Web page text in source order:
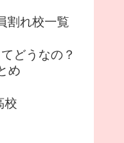
割れ校一覧
どうなの？
め
校